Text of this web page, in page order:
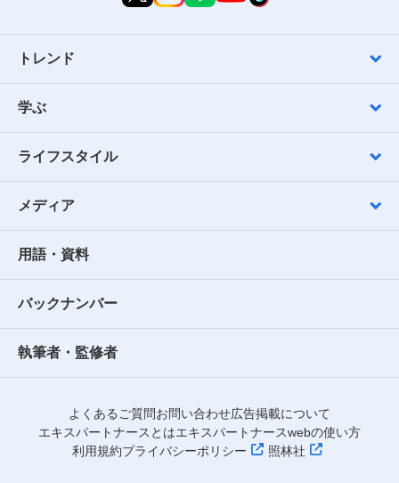
トレンド
学ぶ
ライフスタイル
メディア
用語・資料
バックナンバー
執筆者・監修者
よくあるご質問お問い合わせ広告掲載について
エキスパートナースとはエキスパートナースwebの使い方
利用規約プライバシーポリシー 照林社